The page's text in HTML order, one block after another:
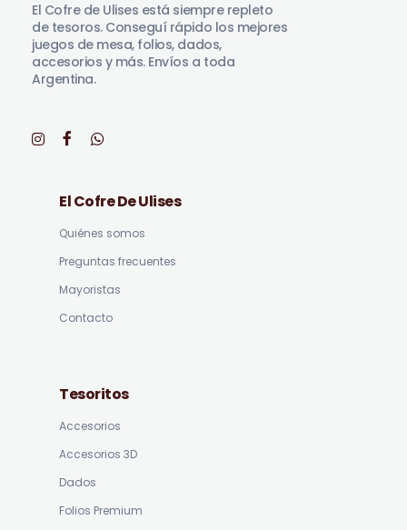
El Cofre de Ulises está siempre repleto
de tesoros. Conseguí rápido los mejores
juegos de mesa, folios, dados,
accesorios y más. Envíos a toda
Argentina.
El Cofre De Ulises
Quiénes somos
Preguntas frecuentes
Mayoristas
Contacto
Tesoritos
Accesorios
Accesorios 3D
Dados
Folios Premium